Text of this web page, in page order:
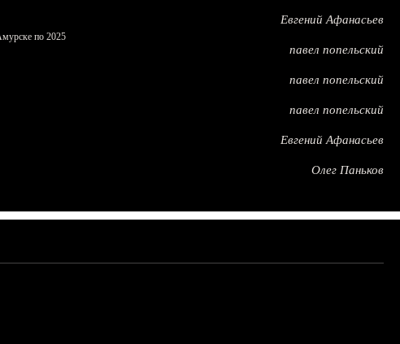
Евгений Афанасьев
по 2025
павел попельский
павел попельский
павел попельский
Евгений Афанасьев
Олег Паньков